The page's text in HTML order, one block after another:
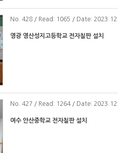
No . 428 / Read: 1065 / Date:
영광 영산성지고등학교 전자칠판 설치
No . 427 / Read: 1264 / Date:
여수 안산중학교 전자칠판 설치